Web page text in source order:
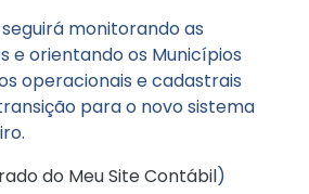
monitorando as
e orientando os Municípios
operacionais e cadastrais
para o novo sistema
do Meu Site Contábil)